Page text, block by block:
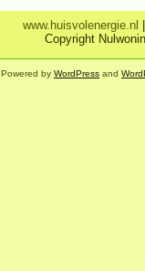
www.huisvolenergie.nl
Copyright
Powered by WordPress and